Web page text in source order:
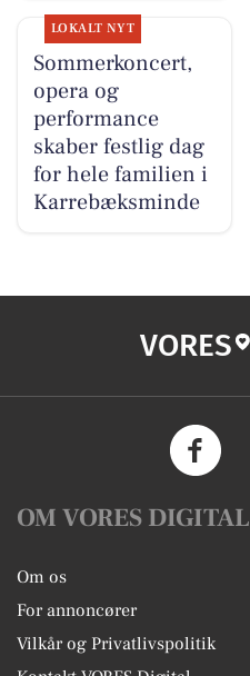
LOKALT NYT
Sommerkoncert,
opera og
performance
skaber festlig dag
for hele familien i
Karrebæksminde
VORES
OM VORES DIGITAL
Om os
For annoncører
Vilkår og Privatlivspolitik